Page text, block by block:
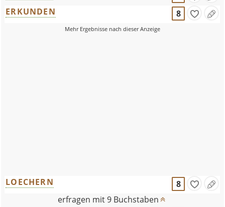
ERKUNDEN
8
LOECHERN
8
erfragen mit 9 Buchstaben